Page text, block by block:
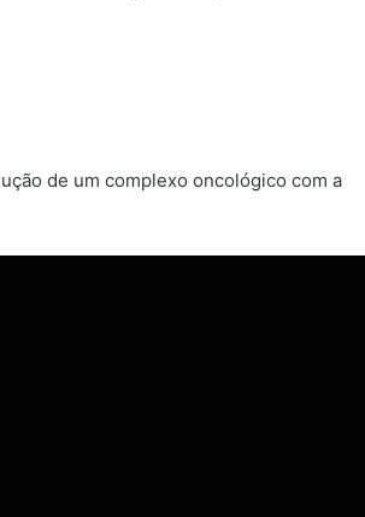
de um complexo oncológico com a